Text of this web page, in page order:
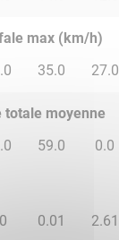
max (km/h)
35.0 27.0
totale moyenne
59.0 0.0
0.01 2.61